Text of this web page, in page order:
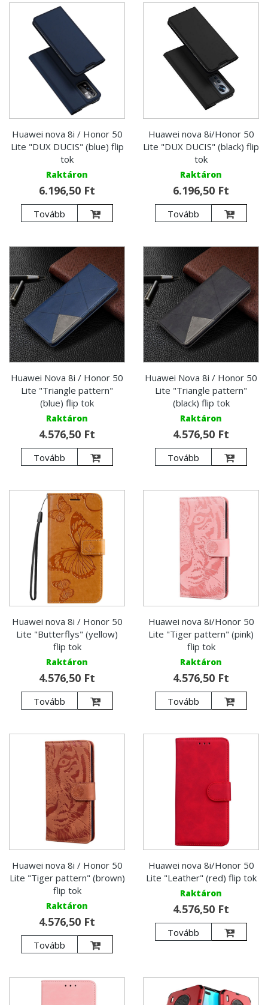
Huawei nova 8i / Honor 50
Lite "DUX DUCIS" (blue) flip
tok
Raktáron
6.196,50 Ft
Tovább
Huawei nova 8i/Honor 50
Lite "DUX DUCIS" (black) flip
tok
Raktáron
6.196,50 Ft
Tovább
Huawei Nova 8i / Honor 50
Lite "Triangle pattern"
(blue) flip tok
Raktáron
4.576,50 Ft
Tovább
Huawei Nova 8i / Honor 50
Lite "Triangle pattern"
(black) flip tok
Raktáron
4.576,50 Ft
Tovább
Huawei nova 8i / Honor 50
Lite "Butterflys" (yellow)
flip tok
Raktáron
4.576,50 Ft
Tovább
Huawei nova 8i/Honor 50
Lite "Tiger pattern" (pink)
flip tok
Raktáron
4.576,50 Ft
Tovább
Huawei nova 8i / Honor 50
Lite "Tiger pattern" (brown)
flip tok
Raktáron
4.576,50 Ft
Tovább
Huawei nova 8i/Honor 50
Lite "Leather" (red) flip tok
Raktáron
4.576,50 Ft
Tovább